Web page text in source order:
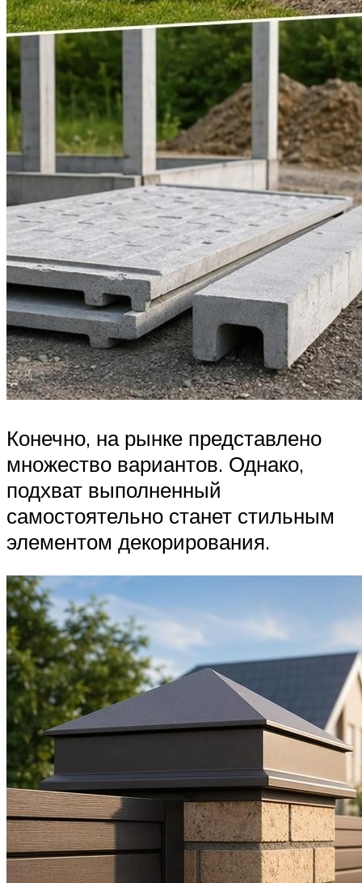
Конечно, на рынке представлено
множество вариантов. Однако,
подхват выполненный
самостоятельно станет стильным
элементом декорирования.